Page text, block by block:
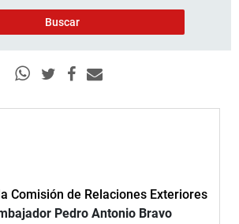
Comisión de Relaciones Exteriores
Pedro Antonio Bravo